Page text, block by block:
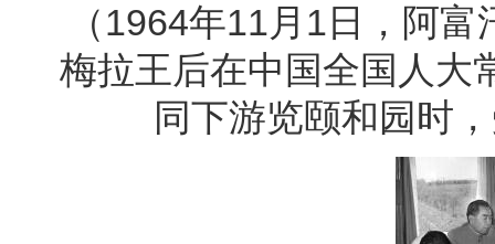
（1964年11月1日，阿
梅拉王后在中国全国人大
同下游览颐和园时